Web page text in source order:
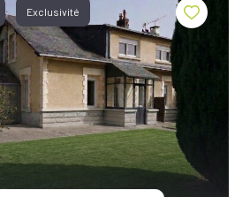
Exclusivité